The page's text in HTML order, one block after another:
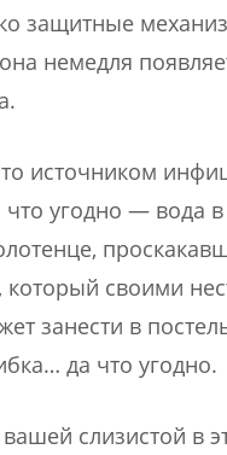
защитные
немедля
источником
что угодно — вода
который своими
занести в
да что угодно.
слизистой в